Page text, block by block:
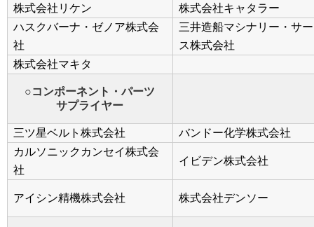
株式会社リケン
株式会社キャタラー
ハスクバーナ・ゼノア株式会
社
三井造船マシナリー・サ
ス株式会社
株式会社マキタ
○コンポーネント・パーツ
サプライヤー
三ツ星ベルト株式会社
バンドー化学株式会社
カルソニックカンセイ株式会
社
イビデン株式会社
アイシン精機株式会社 株式会社デンソー